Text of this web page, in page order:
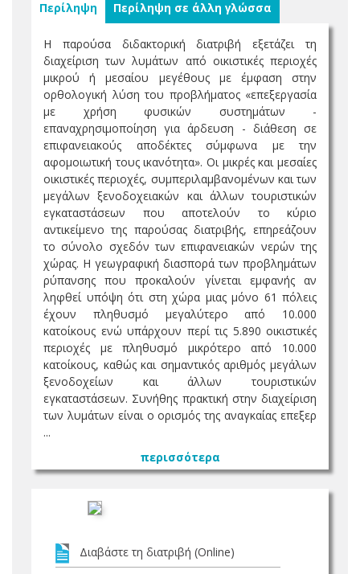
Περίληψη Περίληψη σε άλλη γλώσσα
Η παρούσα διδακτορική διατριβή εξετάζει τη
διαχείριση των λυμάτων από οικιστικές περιοχές
μικρού ή μεσαίου μεγέθους με έμφαση στην
ορθολογική λύση του προβλήματος «επεξεργασία
με χρήση φυσικών συστημάτων -
επαναχρησιμοποίηση για άρδευση - διάθεση σε
επιφανειακούς αποδέκτες σύμφωνα με την
αφομοιωτική τους ικανότητα». Οι μικρές και μεσαίες
οικιστικές περιοχές, συμπεριλαμβανομένων και των
μεγάλων ξενοδοχειακών και άλλων τουριστικών
εγκαταστάσεων που αποτελούν το κύριο
αντικείμενο της παρούσας διατριβής, επηρεάζουν
το σύνολο σχεδόν των επιφανειακών νερών της
χώρας. Η γεωγραφική διασπορά των προβλημάτων
ρύπανσης που προκαλούν γίνεται εμφανής αν
ληφθεί υπόψη ότι στη χώρα μιας μόνο 61 πόλεις
έχουν πληθυσμό μεγαλύτερο από 10.000
κατοίκους ενώ υπάρχουν περί τις 5.890 οικιστικές
περιοχές με πληθυσμό μικρότερο από 10.000
κατοίκους, καθώς και σημαντικός αριθμός μεγάλων
ξενοδοχείων και άλλων τουριστικών
εγκαταστάσεων. Συνήθης πρακτική στην διαχείριση
των λυμάτων είναι ο ορισμός της αναγκαίας επεξερ
...
περισσότερα
Διαβάστε τη διατριβή (Online)